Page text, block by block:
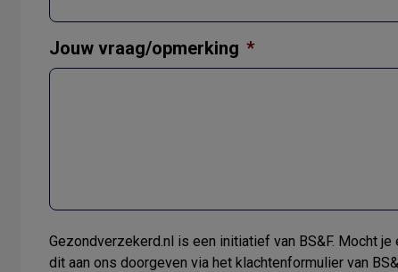
Jouw vraag/opmerking *
Gezondverzekerd.nl is een initiatief van BS&F. Mocht
dit aan ons doorgeven via het klachtenformulier van